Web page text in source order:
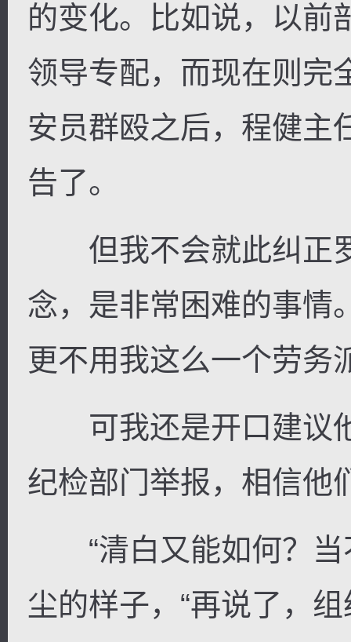
的变化。比如说，以前
领导专配，而现在则完
安员群殴之后，程健主
告了。
但我不会就此纠正
念，是非常困难的事情
更不用我这么一个劳务
可我还是开口建议他
纪检部门举报，相信他
“清白又能如何？当
尘的样子，“再说了，